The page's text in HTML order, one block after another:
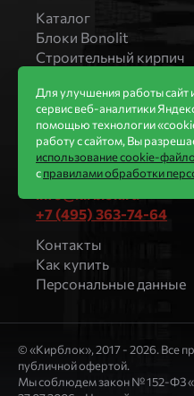
Каталог
Блоки Bonolit
Строительный кирпич
Компания
ООО «КИРБЛОК»
МO, г. Дмитров, ул.
410 (4 этаж)
+7 (495) 363-74-64
Контакты
Как купить
Персональные данные
© «Кирблок», 2017 - 2026. Все
публичной офертой.
Мы соблюдем закон № 152-ФЗ
Для улучшения работы сайт
сервис веб-аналитики
помощью технологии
работу с сайтом, Вы
использование cookie-
справилами обработки